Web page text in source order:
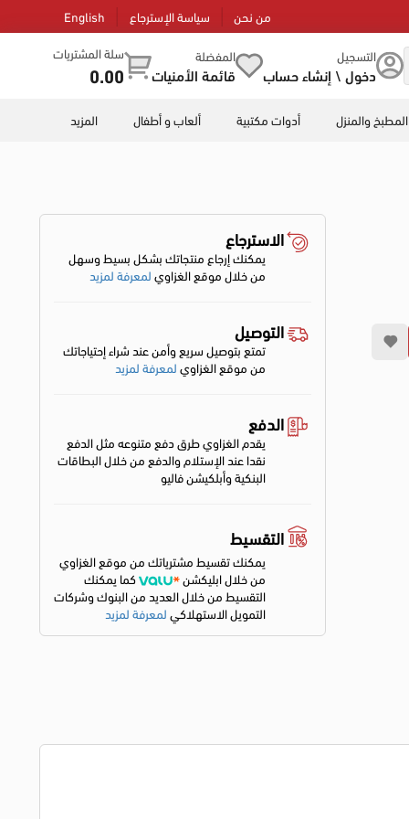
من نحن سياسة الإسترجاع English
التسجيل
دخول \ إنشاء حساب
المفضلة
قائمة الأمنيات
سلة المشتريات
0.00
المطبخ والمنزل أدوات مكتبية ألعاب و أطفال المزيد
الاسترجاع
يمكنك إرجاع منتجاتك بشكل بسيط وسهل
من خلال موقع الغزاويلمعرفة لمزيد
التوصيل
تمتع بتوصيل سريع وأمن عند شراء إحتياجاتك
من موقع الغزاويلمعرفة لمزيد
الدفع
يقدم الغزاوي طرق دفع متنوعه مثل الدفع
نقدا عند الإستلام والدفع من خلال البطاقات
البنكية وأبلكيشن فاليو
التقسيط
يمكنك تقسيط مشترياتك من موقع الغزاوي
من خلال ابليكشن
كما يمكنك
التقسيط من خلال العديد من البنوك وشركات
التمويل الاستهلاكيلمعرفة لمزيد